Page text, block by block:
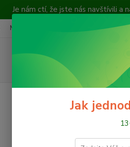
Je nám ctí, že jste nás navštívili a
Média
Chci dle možného VLIVU
Jak